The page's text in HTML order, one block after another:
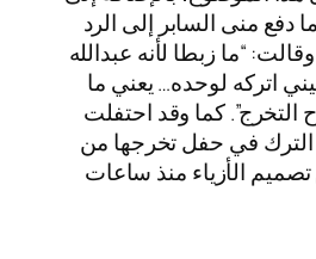
دفع منى السابر إلى الرد
“ما زبطا لأنه عبدالله
اتركه لوحده… يعني ما
التخرج”. كما وقد احتفلت
الترك في حفل تخرجها من
الأزياء منذ ساعات